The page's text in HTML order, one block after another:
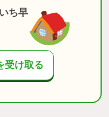
ち早
受け取る